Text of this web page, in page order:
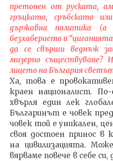
претопен от руската,
гръцката, сръбската
държавна политика
безхаберието и
да се свърши веднъж
мизерно
лицето на България
Ха, това е
краен националист.
хвърля един лек
Българинът е човек
човек той е уникален,
своя достоен принос в
на цивилизацията.
вярваме повече в себе